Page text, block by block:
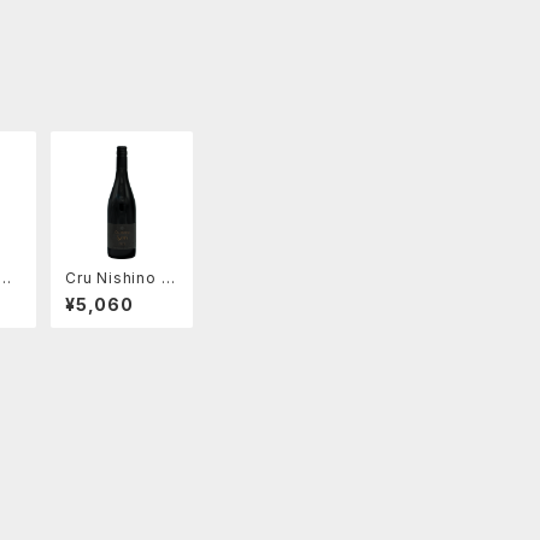
Cru Nishino シ
ラー 2023
¥5,060